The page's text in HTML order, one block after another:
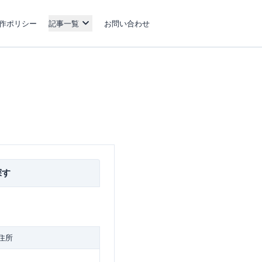
ポリシー 記事一覧 お問い合わせ
す
所